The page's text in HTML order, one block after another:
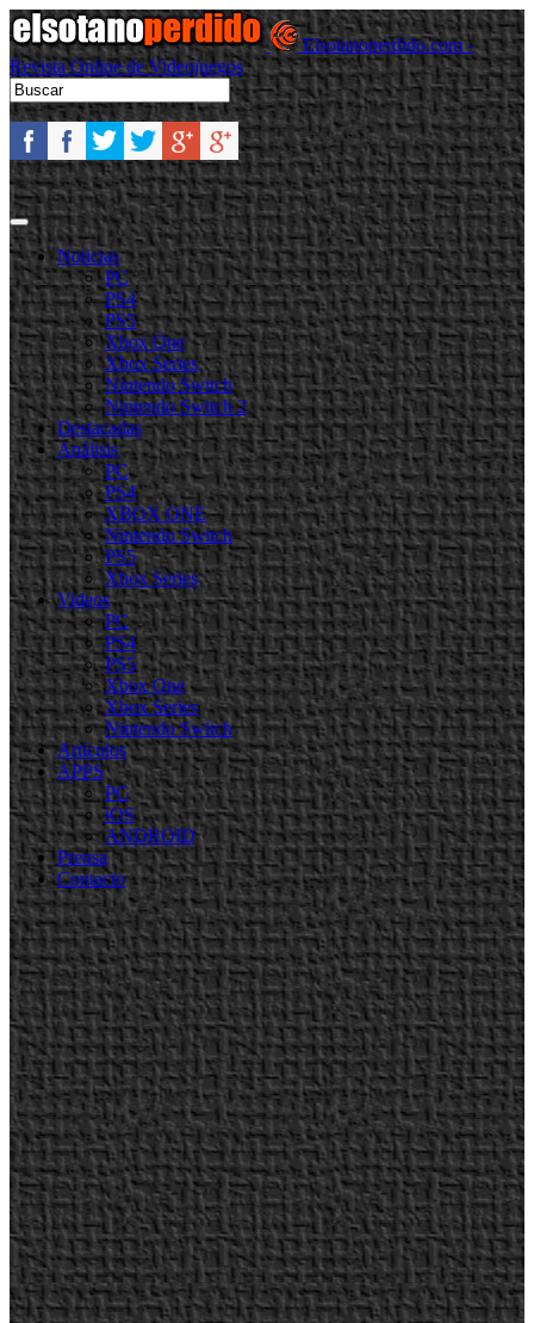
Elsotanoperdido.com -
Revista Online de Videojuegos
Noticias
PC
PS4
PS5
Xbox One
Xbox Series
Nintendo Switch
Nintendo Switch 2
Destacadas
Análisis
PC
PS4
XBOX ONE
Nintendo Switch
PS5
Xbox Series
Videos
PC
PS4
PS5
Xbox One
Xbox Series
Nintendo Switch
Artículos
APPS
PC
iOS
ANDROID
Prensa
Contacto